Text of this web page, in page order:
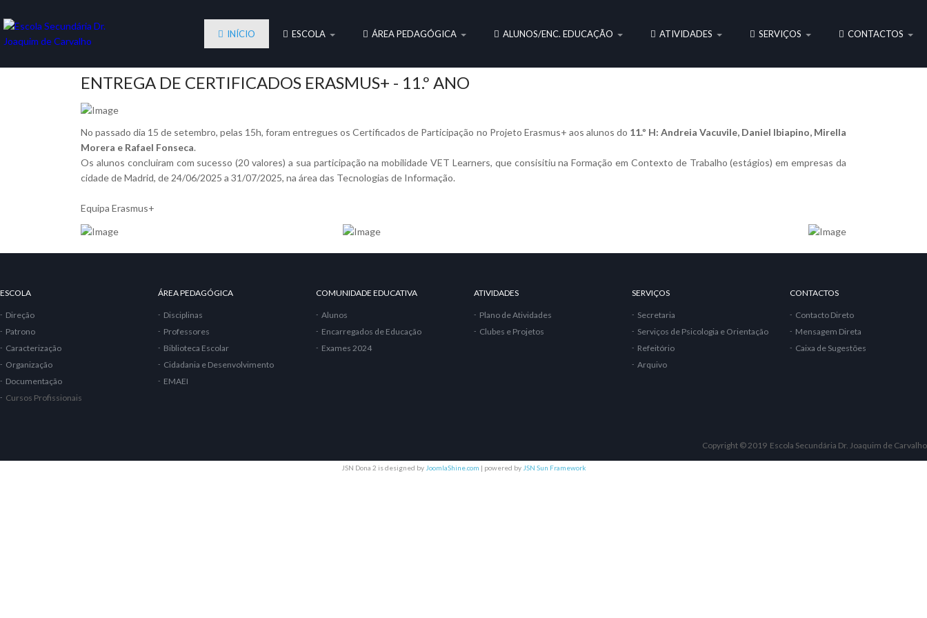
INÍCIO ESCOLA ÁREA PEDAGÓGICA ALUNOS/ENC. EDUCAÇÃO ATIVIDADES SERVIÇOS CONTACTOS
ENTREGA DE CERTIFICADOS ERASMUS+ - 11.º ANO
No passado dia 15 de setembro, pelas 15h, foram entregues os Certificados de Participação no Projeto Erasmus+ aos alunos do 11.º H: Andreia Vacuvile, Daniel Ibiapino, Mirella
Morera e Rafael Fonseca.
Os alunos concluiram com sucesso (20 valores) a sua participação na mobilidade VET Learners, que consisitiu na Formação em Contexto de Trabalho (estágios) em empresas da
cidade de Madrid, de 24/06/2025 a 31/07/2025, na área das Tecnologias de Informação.
Equipa Erasmus+
ESCOLA
Direção
Patrono
Caracterização
Organização
Documentação
Cursos Profissionais
ÁREA PEDAGÓGICA
Disciplinas
Professores
Biblioteca Escolar
Cidadania e Desenvolvimento
EMAEI
COMUNIDADE EDUCATIVA
Alunos
Encarregados de Educação
Exames 2024
ATIVIDADES
Plano de Atividades
Clubes e Projetos
SERVIÇOS
Secretaria
Serviços de Psicologia e Orientação
Refeitório
Arquivo
CONTACTOS
Contacto Direto
Mensagem Direta
Caixa de Sugestões
Copyright © 2019 Escola Secundária Dr. Joaquim de Carvalho
JSN Dona 2 is designed by JoomlaShine.com | powered by JSN Sun Framework